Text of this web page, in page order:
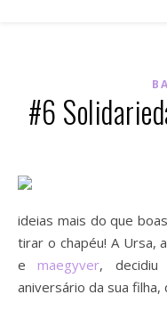
#6
ideias mais do que
tirar o chapéu! A Ursa,
emaegyver, decidiu
aniversário da sua